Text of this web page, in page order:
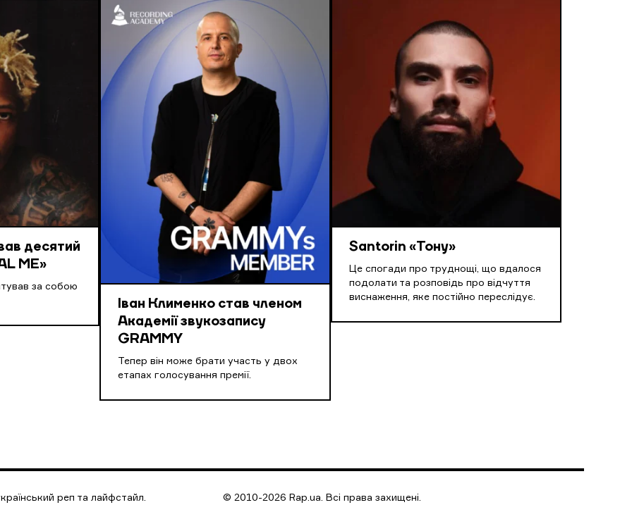
десятий
ME»
за собою
Іван Клименко став членом
Академії звукозапису
GRAMMY
Тепер він може брати участь у двох
етапах голосування премії.
Santorin «Тону»
Це спогади про труднощі, що вдалося
подолати та розповідь про відчуття
виснаження, яке постійно переслідує.
реп та лайфстайл. © 2010-2026 Rap.ua. Всі права захищені.